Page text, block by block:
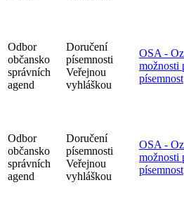
Odbor
občansko
správních
agend
Doručení
písemnosti
Veřejnou
vyhláškou
OSA -
možnosti
písemnost
Odbor
občansko
správních
agend
Doručení
písemnosti
Veřejnou
vyhláškou
OSA -
možnosti
písemnost